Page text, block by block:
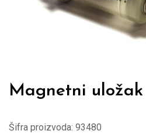
Magnetni uložak
Šifra proizvoda: 93480